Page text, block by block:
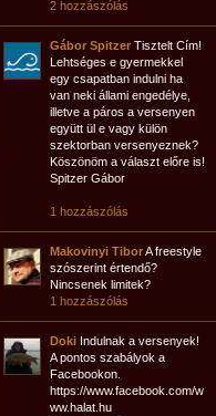
2 hozzászólás
Gábor Spitzer Tisztelt Cím!
Lehtséges e gyermekkel
egy csapatban indulni ha
van neki állami engedélye,
illetve a páros a versenyen
együtt ül e vagy külön
szektorban versenyeznek?
Köszönöm a választ előre is!
Spitzer Gábor
1 hozzászólás
Makovinyi TiborA freestyle
szószerint értendő?
Nincsenek limitek?
1 hozzászólás
Doki Indulnak a versenyek!
A pontos szabályok a
Facebookon.
https://www.facebook.com/w
ww.halat.hu